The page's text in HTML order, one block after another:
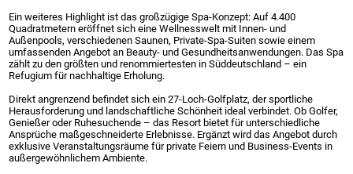
Ein weiteres Highlight ist das großzügige Spa-Konzept: Auf 4.400
Quadratmetern eröffnet sich eine Wellnesswelt mit Innen- und
Außenpools, verschiedenen Saunen, Private-Spa-Suiten sowie einem
umfassenden Angebot an Beauty- und Gesundheitsanwendungen. Das Spa
zählt zu den größten und renommiertesten in Süddeutschland – ein
Refugium für nachhaltige Erholung.
Direkt angrenzend befindet sich ein 27-Loch-Golfplatz, der sportliche
Herausforderung und landschaftliche Schönheit ideal verbindet. Ob Golfer,
Genießer oder Ruhesuchende – das Resort bietet für unterschiedliche
Ansprüche maßgeschneiderte Erlebnisse. Ergänzt wird das Angebot durch
exklusive Veranstaltungsräume für private Feiern und Business-Events in
außergewöhnlichem Ambiente.